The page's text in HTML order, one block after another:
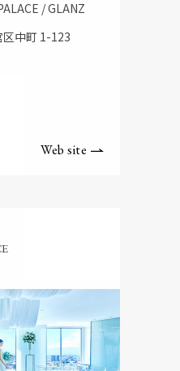
/ GLANZ
中町 1-123
Web site